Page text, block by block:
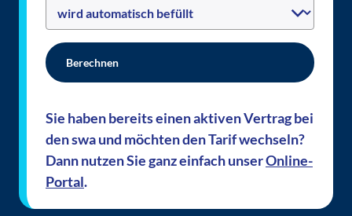
Berechnen
Sie haben bereits einen aktiven Vertrag bei
den swa und möchten den Tarif wechseln?
Dann nutzen Sie ganz einfach unserOnline-
Portal.